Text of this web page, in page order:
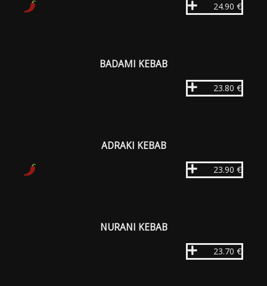
24.90 €
BADAMI KEBAB
23.80 €
ADRAKI KEBAB
23.90 €
NURANI KEBAB
23.70 €